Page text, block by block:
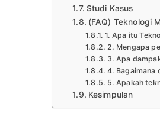
Studi Kasus
(FAQ) Teknologi
1. Apa itu
2. Mengapa
3. Apa
4. Bagaimana
5. Apakah
Kesimpulan